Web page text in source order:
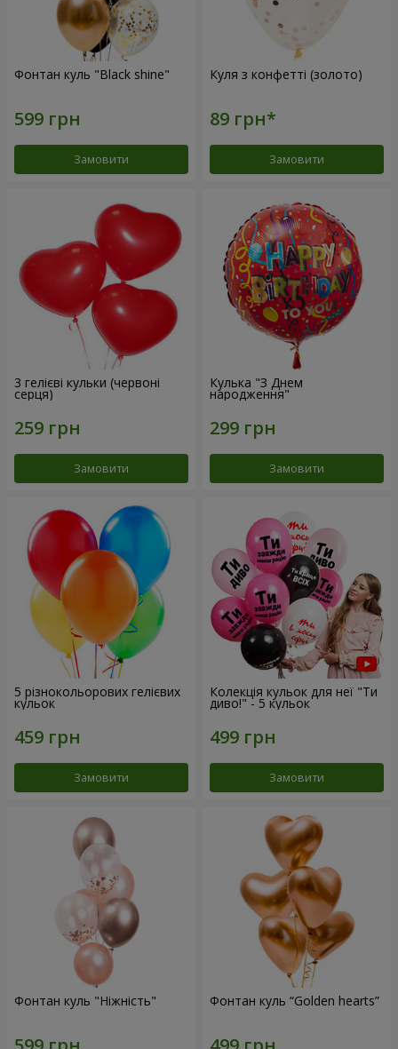
Фонтан куль "Black shine"
Замовити
Куля з конфетті (золото)
Замовити
3 гелієві кульки (червоні
серця)
Замовити
Кулька "З Днем
народження"
Замовити
5 різнокольорових гелієвих
кульок
Замовити
Колекція кульок для неї "Ти
диво!" - 5 кульок
Замовити
Фонтан куль "Ніжність" Фонтан куль “Golden hearts”